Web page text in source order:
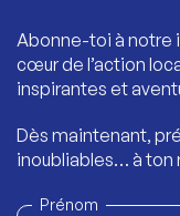
Abonne-toi à notre
cœur de l’action
inspirantes et
Dès maintenant,
inoubliables… à ton
Prénom